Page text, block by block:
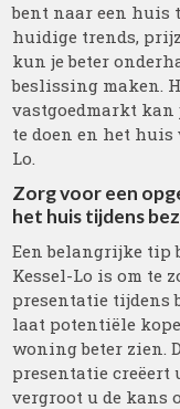
bent naar een huis
huidige trends,
kun je beter
beslissing maken.
vastgoedmarkt kan
te doen en het
Lo.
Zorg voor een
het huis tijdens
Een belangrijke tip
Kessel-Lo is om te
presentatie tijdens
laat potentiële
woning beter zien.
presentatie creëert
vergroot u de kans